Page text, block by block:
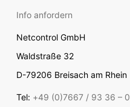
Info anfordern
Netcontrol GmbH
Waldstraße 32
D-79206 Breisach am Rhein
Tel: +49 (0)7667 / 93 36 – 0